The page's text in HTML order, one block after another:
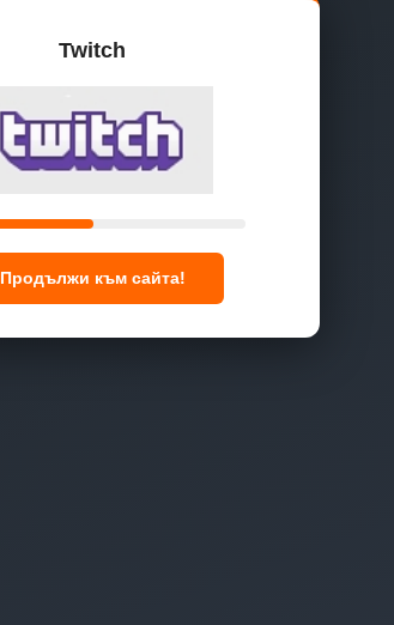
Twitch
Продължи към сайта!